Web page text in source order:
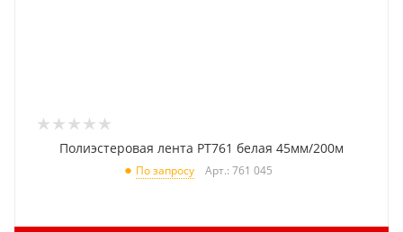
Полиэстеровая лента PT761 белая 45мм/200м
По запросу Арт.: 761 045